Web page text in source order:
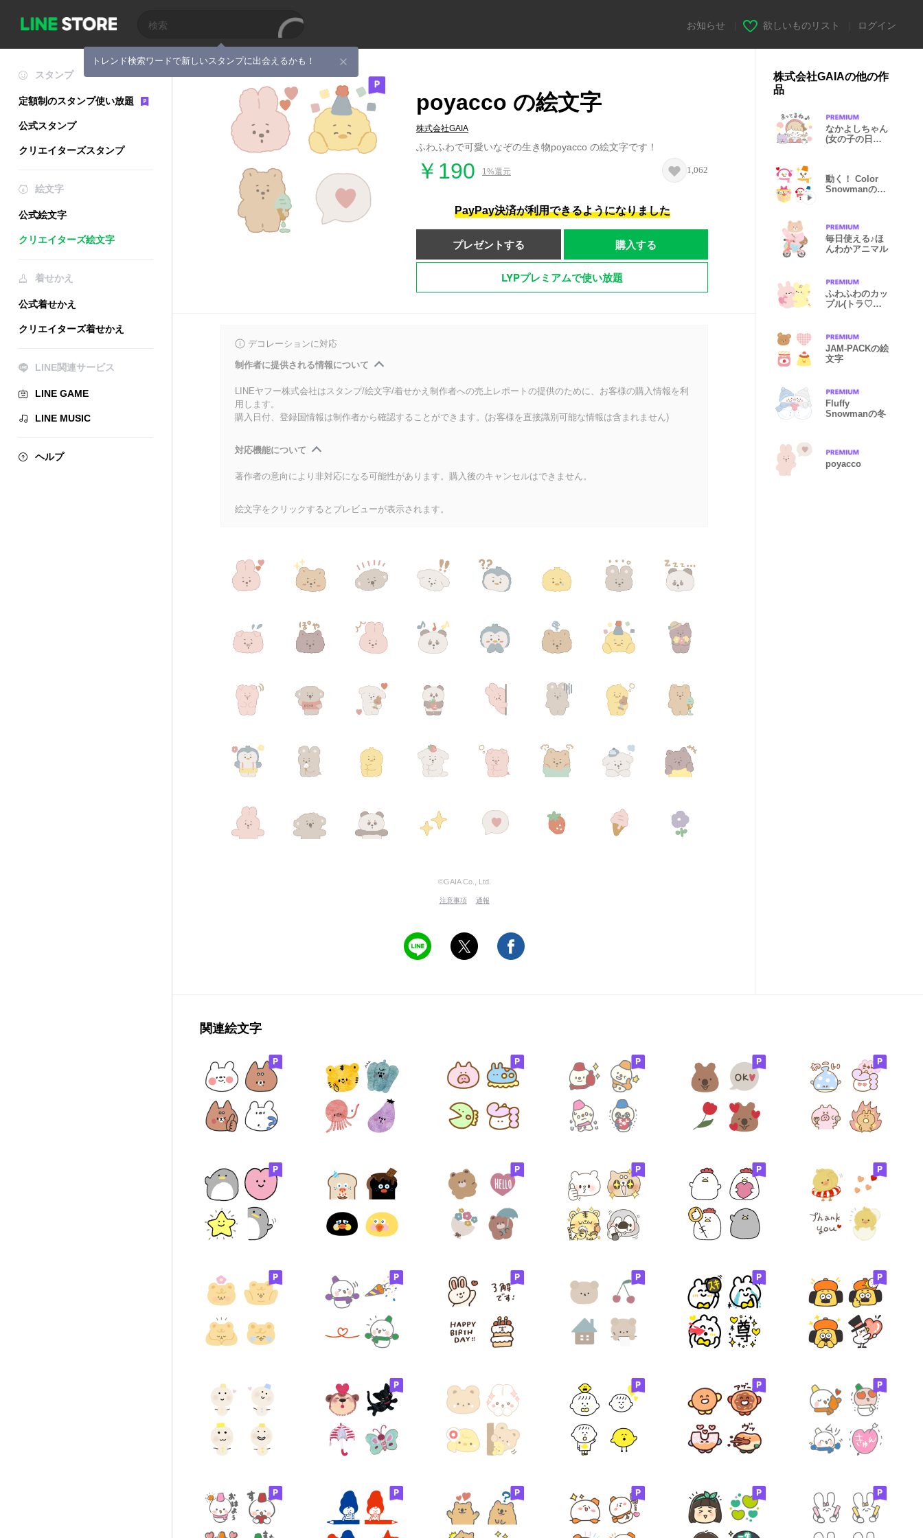
トレンド検索ワードで新しいスタンプに出会えるかも！
お知らせ 欲しいものリスト ログイン
スタンプ
定額制のスタンプ使い放題
公式スタンプ
クリエイターズスタンプ
絵文字
公式絵文字
クリエイターズ絵文字
着せかえ
公式着せかえ
クリエイターズ着せかえ
LINE関連サービス
LINE GAME
LINE MUSIC
ヘルプ
poyacco の絵文字
株式会社GAIA
ふわふわで可愛いなぞの生き物poyacco の絵文字です！
￥190 1%還元 1,062
PayPay決済が利用できるようになりました
プレゼントする 購入する
LYPプレミアムで使い放題
デコレーションに対応
制作者に提供される情報について
LINEヤフー株式会社はスタンプ/絵文字/着せかえ制作者への売上レポートの提供のために、お客様の購入情報を利
用します。
購入日付、登録国情報は制作者から確認することができます。(お客様を直接識別可能な情報は含まれません)
対応機能について
著作者の意向により非対応になる可能性があります。購入後のキャンセルはできません。
絵文字をクリックするとプレビューが表示されます。
©GAIA Co., Ltd.
注意事項 通報
株式会社GAIAの他の作
品
なかよしちゃん
(女の子の日常
動く！ Color
Snowmanの絵
毎日使える♪ほ
んわかアニマル
ふわふわのカッ
プル(トラ♡ウ
JAM-PACKの絵
文字
Fluffy
Snowmanの冬
poyacco
関連絵文字